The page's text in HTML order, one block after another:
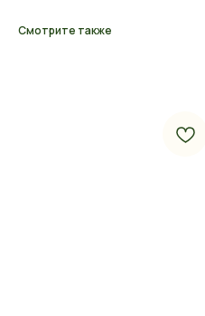
Смотрите также